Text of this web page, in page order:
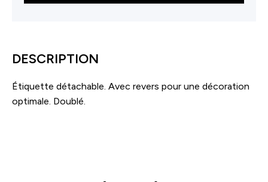
DESCRIPTION
Étiquette détachable. Avec revers pour une décoration
optimale. Doublé.